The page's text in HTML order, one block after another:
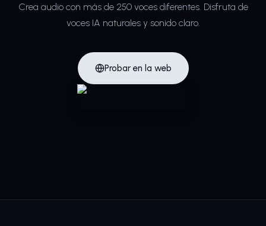
Crea audio con más de 250 voces diferentes. Disfruta de
voces IA naturales y sonido claro.
Probar en la web